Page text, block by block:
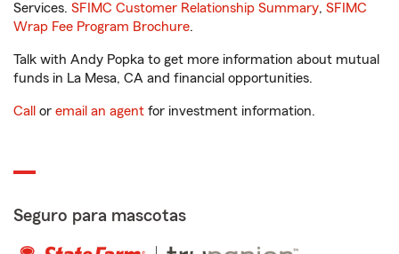
Services. SFIMC Customer Relationship Summary, SFIMC
Wrap Fee Program Brochure.
Talk with Andy Popka to get more information about mutual
funds in La Mesa, CA and financial opportunities.
Call or email an agent for investment information.
Seguro para mascotas